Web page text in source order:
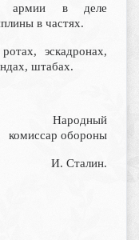
армии в деле
в частях.
эскадронах,
штабах.
комиссар обороны
И. Сталин.